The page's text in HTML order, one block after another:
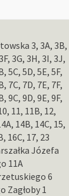
3, 3A, 3B,
3G, 3H, 3I, 3J,
5C, 5D, 5E, 5F,
7C, 7D, 7E, 7F,
9C, 9D, 9E, 9F,
11, 11B, 12,
14B, 14C, 15,
16C, 17, 23
Józefa
11A
6
Zagłoby 1